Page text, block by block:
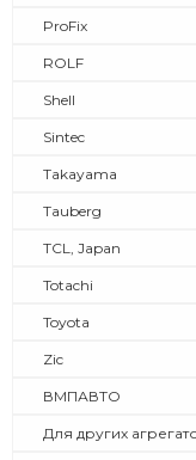
ProFix
ROLF
Shell
Sintec
Takayama
Tauberg
TCL, Japan
Totachi
Toyota
Zic
ВМПАВТО
Для других